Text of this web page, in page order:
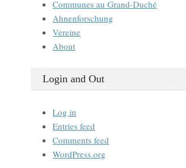
Communes au Grand-Duché
Ahnenforschung
Vereine
About
Login and Out
Log in
Entries feed
Comments feed
WordPress.org